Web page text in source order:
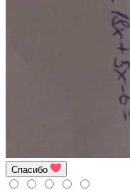
Спасибо